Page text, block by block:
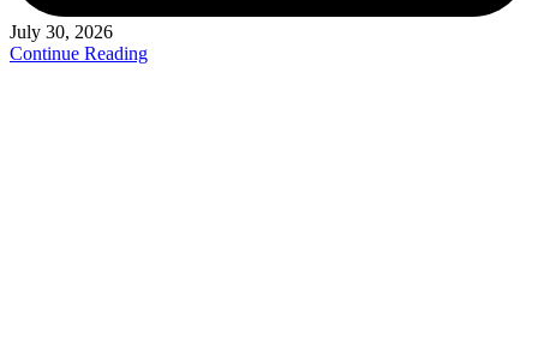
July 30, 2026
Continue Reading